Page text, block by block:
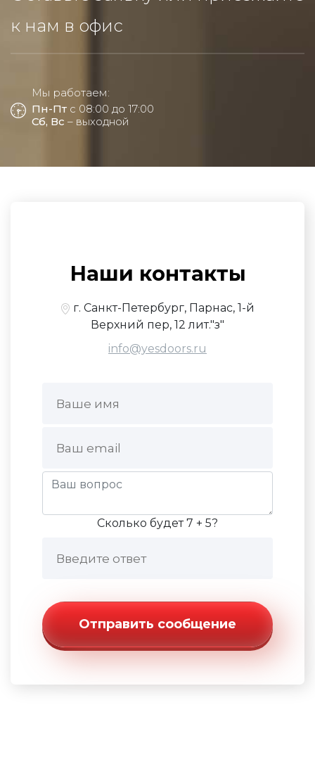
к нам в офис
Мы работаем:
Пн-Пт с 08:00 до 17:00
Сб, Вс – выходной
Наши контакты
г. Санкт-Петербург, Парнас, 1-й
Верхний пер, 12 лит."з"
info@yesdoors.ru
Сколько будет 7 + 5?
Отправить сообщение